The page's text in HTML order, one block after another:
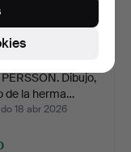
Dibujo,
de la herma…
18 abr 2026